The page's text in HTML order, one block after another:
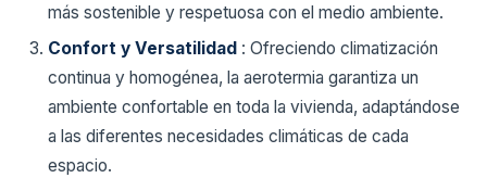
más sostenible y respetuosa con el medio ambiente.
Confort y Versatilidad : Ofreciendo climatización
continua y homogénea, la aerotermia garantiza un
ambiente confortable en toda la vivienda, adaptándose
a las diferentes necesidades climáticas de cada
espacio.